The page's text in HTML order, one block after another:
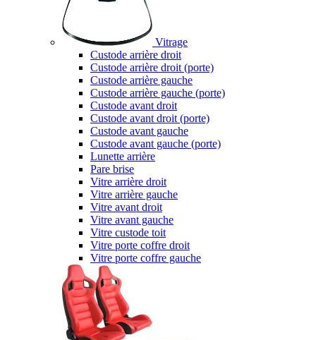
Vitrage
Custode arrière droit
Custode arrière droit (porte)
Custode arrière gauche
Custode arrière gauche (porte)
Custode avant droit
Custode avant droit (porte)
Custode avant gauche
Custode avant gauche (porte)
Lunette arrière
Pare brise
Vitre arrière droit
Vitre arrière gauche
Vitre avant droit
Vitre avant gauche
Vitre custode toit
Vitre porte coffre droit
Vitre porte coffre gauche